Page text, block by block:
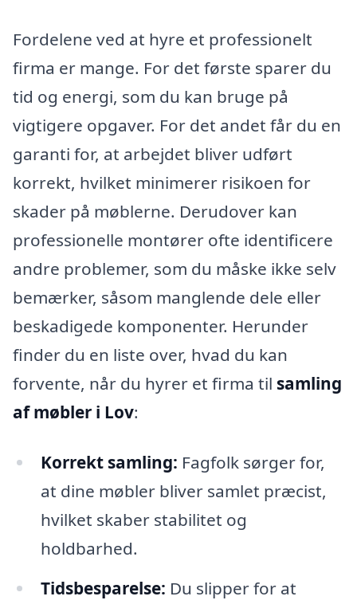
Fordelene ved at hyre et professionelt
firma er mange. For det første sparer du
tid og energi, som du kan bruge på
vigtigere opgaver. For det andet får du en
garanti for, at arbejdet bliver udført
korrekt, hvilket minimerer risikoen for
skader på møblerne. Derudover kan
professionelle montører ofte identificere
andre problemer, som du måske ikke selv
bemærker, såsom manglende dele eller
beskadigede komponenter. Herunder
finder du en liste over, hvad du kan
forvente, når du hyrer et firma til samling
af møbler i Lov:
Korrekt samling: Fagfolk sørger for,
at dine møbler bliver samlet præcist,
hvilket skaber stabilitet og
holdbarhed.
Tidsbesparelse: Du slipper for at